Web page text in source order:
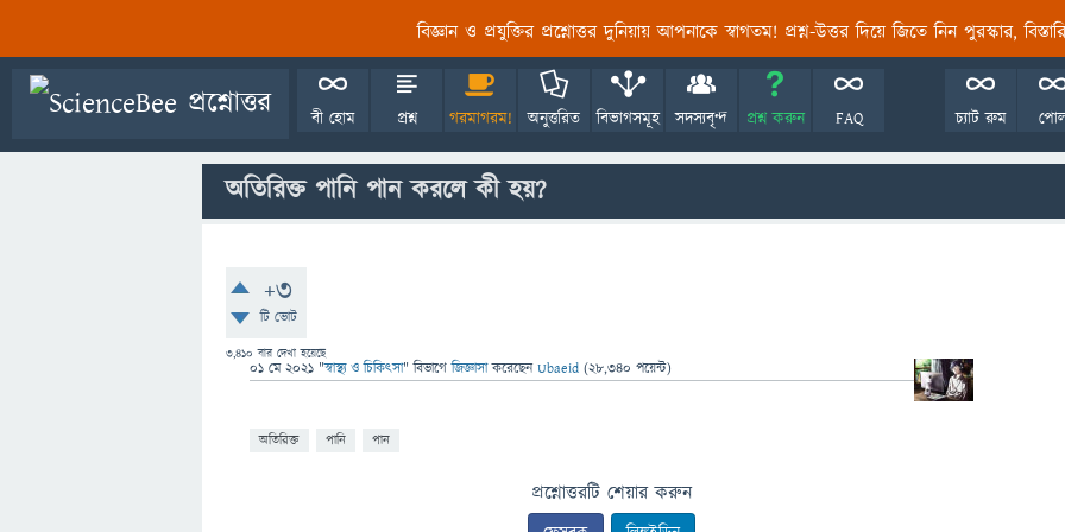
বিজ্ঞান ও প্রযুক্তির প্রশ্নোত্তর দুনিয়ায় আপনাকে স্বাগতম! প্রশ্ন-উত্তর দিয়ে জিতে নিন পুরস্কার,
বী হোম প্রশ্ন গরমাগরম! অনুত্তরিত বিভাগসমূহ সদস্যবৃন্দ প্রশ্ন করুন FAQ চ্যাট রুম
অতিরিক্ত পানি পান করলে কী হয়?
+3
টি ভোট
3,410 বার দেখা হয়েছে
01 মে 2021 "স্বাস্থ্য ও চিকিৎসা" বিভাগে জিজ্ঞাসাকরেছেনUbaeid (28,340 পয়েন্ট)
অতিরিক্ত পানি পান
প্রশ্নোত্তরটি শেয়ার করুন